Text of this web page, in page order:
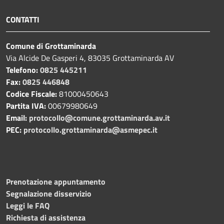
CONTATTI
Comune di Grottaminarda
Via Alcide De Gasperi 4, 83035 Grottaminarda AV
Telefono:0825 445211
Fax:0825 446848
Codice Fiscale:81000450643
Partita IVA:00679980649
Email: protocollo@comune.grottaminarda.av.it
PEC: protocollo.grottaminarda@asmepec.it
Prenotazione appuntamento
Segnalazione disservizio
Leggi le FAQ
Richiesta di assistenza